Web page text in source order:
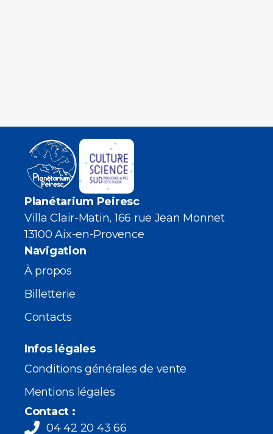
Planétarium Peiresc
Villa Clair-Matin, 166 rue Jean Monnet
13100 Aix-en-Provence
Navigation
À propos
Billetterie
Contacts
Infos légales
Conditions générales de vente
Mentions légales
Contact :
04 42 20 43 66